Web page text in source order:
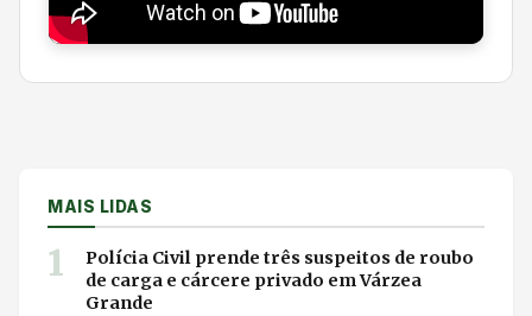
MAIS LIDAS
1
Polícia Civil prende três suspeitos de roubo
de carga e cárcere privado em Várzea
Grande